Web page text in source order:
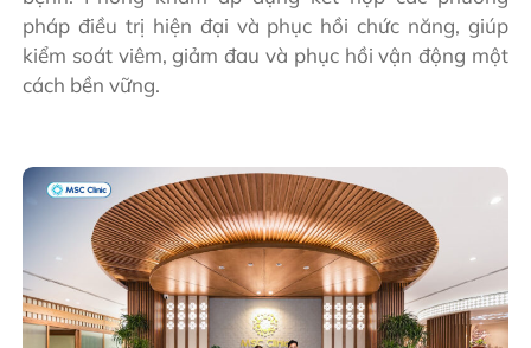
pháp điều trị hiện đại và phục hồi chức năng, giúp
kiểm soát viêm, giảm đau và phục hồi vận động một
cách bền vững.